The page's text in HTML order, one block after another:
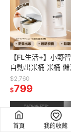
首頁 我的收藏
【FL生活+】小野
自動出米桶 米桶
儲米罐 米箱 裝米桶
封罐 防潮米桶
$2,760
$799